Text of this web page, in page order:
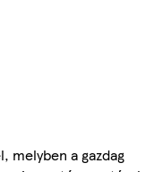
melyben a gazdag